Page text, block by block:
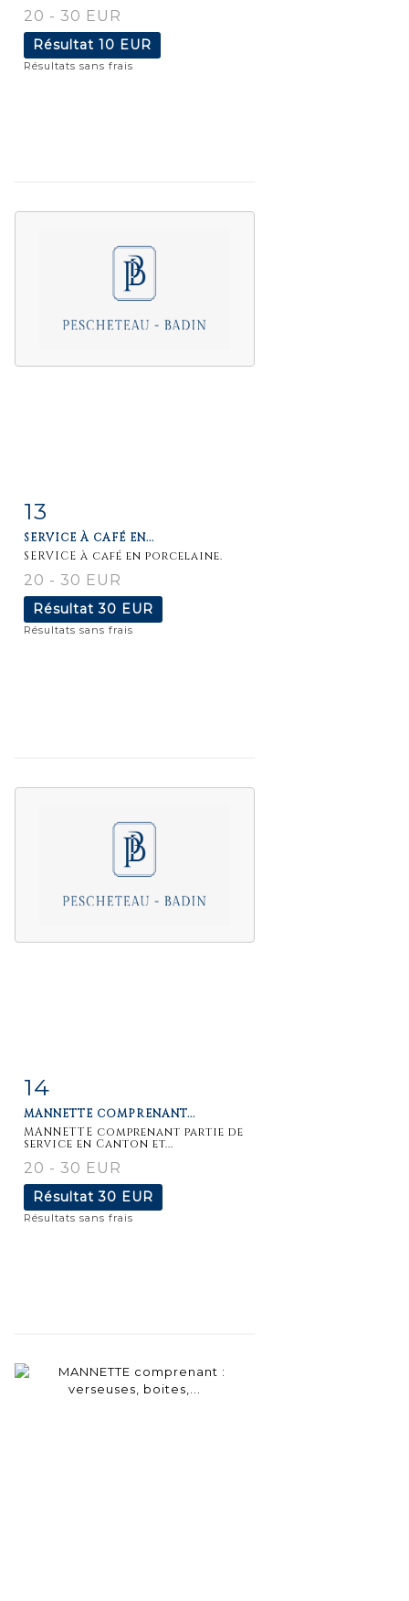
20 - 30 EUR
Résultat 10 EUR
Résultats sans frais
détaillée
13
SERVICE À CAFÉ EN...
SERVICE à café en porcelaine.
20 - 30 EUR
Résultat30 EUR
Résultats sans frais
détaillée
14
MANNETTE COMPRENANT...
MANNETTE comprenant partie de
service en Canton et...
20 - 30 EUR
Résultat30 EUR
Résultats sans frais